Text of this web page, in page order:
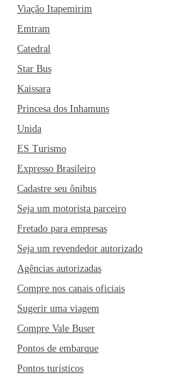
Viação Itapemirim
Emtram
Catedral
Star Bus
Kaissara
Princesa dos Inhamuns
Unida
ES Turismo
Expresso Brasileiro
Cadastre seu ônibus
Seja um motorista parceiro
Fretado para empresas
Seja um revendedor autorizado
Agências autorizadas
Compre nos canais oficiais
Sugerir uma viagem
Compre Vale Buser
Pontos de embarque
Pontos turísticos